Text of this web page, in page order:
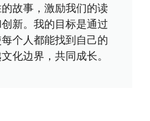
故事，激励我们的读
新。我的目标是通过
个人都能找到自己的
化边界，共同成长。